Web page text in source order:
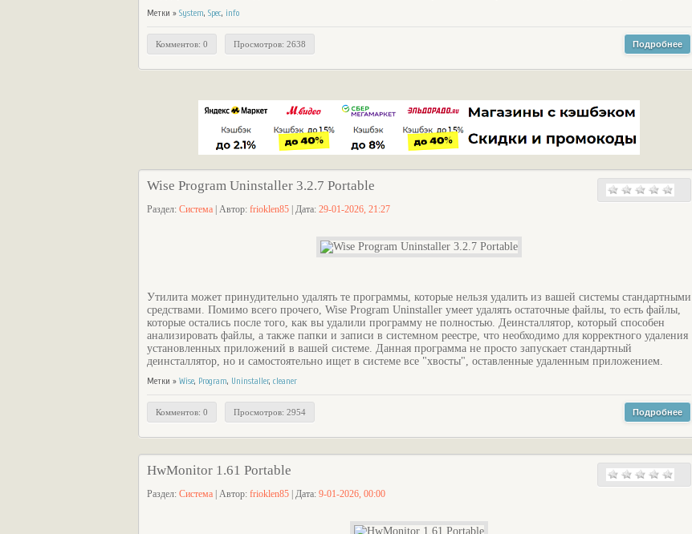
Метки » System, Spec, info
Комментов: 0 Просмотров: 2638 Подробнее
Wise Program Uninstaller 3.2.7 Portable
Раздел: Система | Автор: frioklen85 | Дата: 29-01-2026, 21:27
Утилита может принудительно удалять те программы, которые нельзя удалить из вашей системы стандартными
средствами. Помимо всего прочего, Wise Program Uninstaller умеет удалять остаточные файлы, то есть файлы,
которые остались после того, как вы удалили программу не полностью. Деинсталлятор, который способен
анализировать файлы, а также папки и записи в системном реестре, что необходимо для корректного удаления
установленных приложений в вашей системе. Данная программа не просто запускает стандартный
деинсталлятор, но и самостоятельно ищет в системе все "хвосты", оставленные удаленным приложением.
Метки » Wise, Program, Uninstaller, cleaner
Комментов: 0 Просмотров: 2954 Подробнее
HwMonitor 1.61 Portable
Раздел: Система | Автор: frioklen85 | Дата: 9-01-2026, 00:00